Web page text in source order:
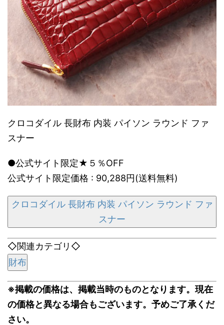
クロコダイル 長財布 内装 パイソン ラウンド ファ
スナー
●公式サイト限定★５％OFF
公式サイト限定価格 : 90,288円(送料無料)
クロコダイル 長財布 内装 パイソン ラウンド ファ
スナー
◇関連カテゴリ◇
財布
※掲載の価格は、掲載当時のものとなります。現在
の価格と異なる場合もございます。予めご了承くだ
さい。